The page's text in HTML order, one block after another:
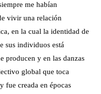
me habían
vivir una relación
en la cual la identidad de
sus individuos está
producen y en las danzas
global que toca
fue creada en épocas